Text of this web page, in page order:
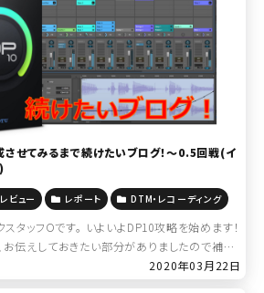
せてみるまで続けたいブログ！～0.5回戦(イ
ビュー レポート DTM・レコーディング
タッフOです。 いよいよDP10攻略を始めます！
お伝えしておきたい部分がありましたので補足
り本編です。 何をしていくブログなのかご存じ
2020年03月22日